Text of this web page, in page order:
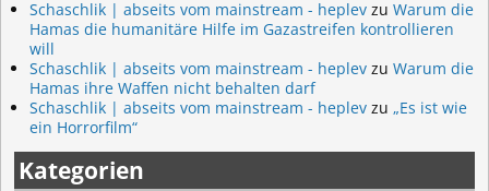
Schaschlik | abseits vom mainstream - heplev zu Warum die
Hamas die humanitäre Hilfe im Gazastreifen kontrollieren
will
Schaschlik | abseits vom mainstream - heplev zu Warum die
Hamas ihre Waffen nicht behalten darf
Schaschlik | abseits vom mainstream - heplev zu „Es ist wie
ein Horrorfilm“
Kategorien